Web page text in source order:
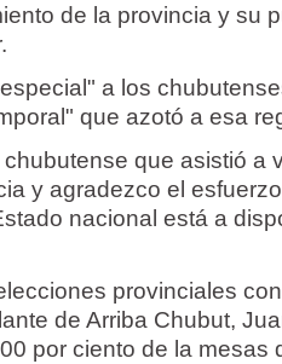
de la provincia y su
a los
que azotó a esa
que asistió a
y agradezco el
nacional está a
provinciales
de Arriba Chubut,
por ciento de la mesas